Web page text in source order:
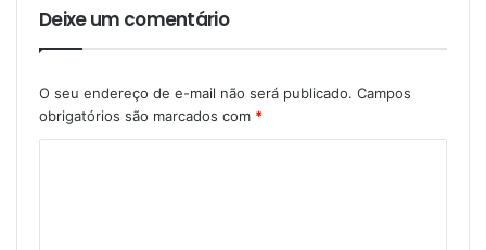
Deixe um comentário
O seu endereço de e-mail não será publicado. Campos
obrigatórios são marcados com *